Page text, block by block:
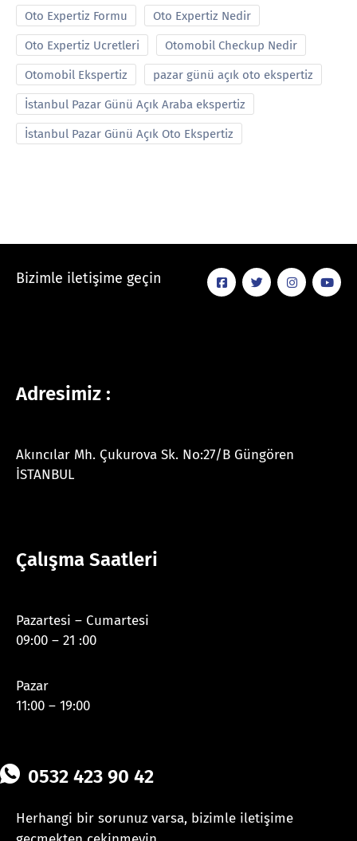
Oto Expertiz Formu Oto Expertiz Nedir
Oto Expertiz Ucretleri Otomobil Checkup Nedir
Otomobil Ekspertiz pazar günü açık oto ekspertiz
İstanbul Pazar Günü Açık Araba ekspertiz
İstanbul Pazar Günü Açık Oto Ekspertiz
Bizimle iletişime geçin
Adresimiz :
Akıncılar Mh. Çukurova Sk. No:27/B Güngören
İSTANBUL
Çalışma Saatleri
Pazartesi – Cumartesi
09:00 – 21 :00
Pazar
11:00 – 19:00
0532 423 90 42
Herhangi bir sorunuz varsa, bizimle iletişime